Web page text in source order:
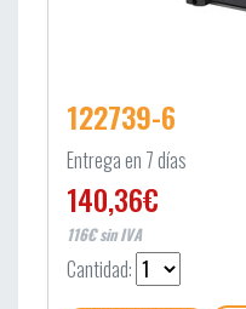
122739-6
Entrega en 7 días
140,36€
116€ sin IVA
Cantidad: